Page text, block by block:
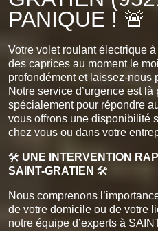
PANIQUE ! 🚨
Votre volet roulant électrique
des caprices au moment le
profondément et laissez-nous
Notre service d’urgence est là
spécialement pour répondre
vous offrons une disponibilité
chez vous ou dans votre
🛠️ UNE INTERVENTION
SAINT-GRATIEN 🛠️
Nous comprenons
de votre domicile ou de votre
notre équipe d’experts à